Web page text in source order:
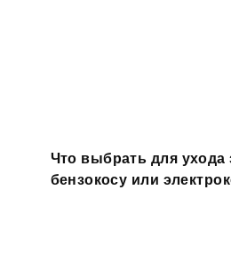
Что выбрать для ухода
бензокосу или